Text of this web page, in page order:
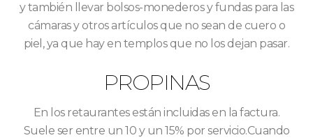
y también llevar bolsos-monederos y fundas para las
cámaras y otros artículos que no sean de cuero o
piel, ya que hay en templos que no los dejan pasar.
PROPINAS
En los retaurantes están incluidas en la factura.
Suele ser entre un 10 y un 15% por servicio.Cuando